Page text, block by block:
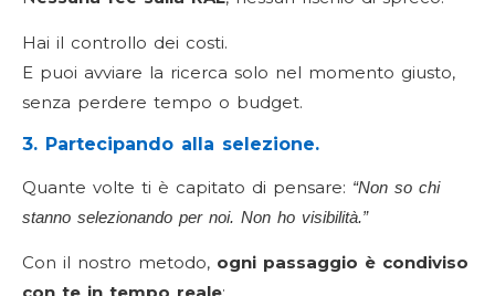
Hai il controllo dei costi.
E puoi avviare la ricerca solo nel momento giusto,
senza perdere tempo o budget.
3. Partecipando alla selezione.
Quante volte ti è capitato di pensare: “Non so chi
stanno selezionando per noi. Non ho visibilità.”
Con il nostro metodo, ogni passaggio è condiviso